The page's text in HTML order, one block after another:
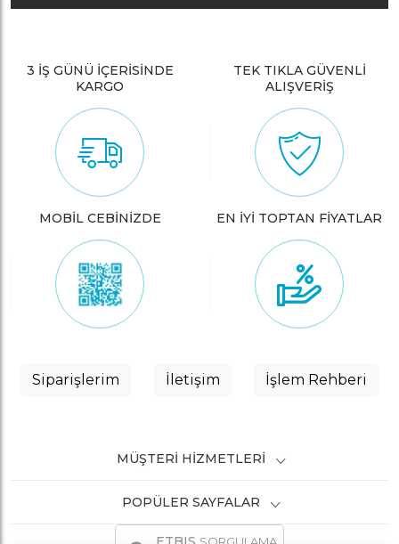
3 İŞ GÜNÜ İÇERİSİNDE
KARGO
TEK TIKLA GÜVENLİ
ALIŞVERİŞ
MOBİL CEBİNİZDE EN İYİ TOPTAN FİYATLAR
Siparişlerim İletişim İşlem Rehberi
MÜŞTERI HIZMETLERI
POPÜLER SAYFALAR